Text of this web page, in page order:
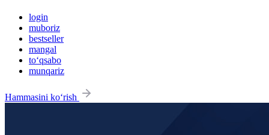
login
muboriz
bestseller
mangal
to‘qsabo
munqariz
Hammasini ko‘rish